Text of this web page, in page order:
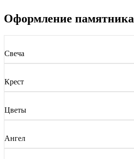
Оформление памятника
Свеча
Крест
Цветы
Ангел